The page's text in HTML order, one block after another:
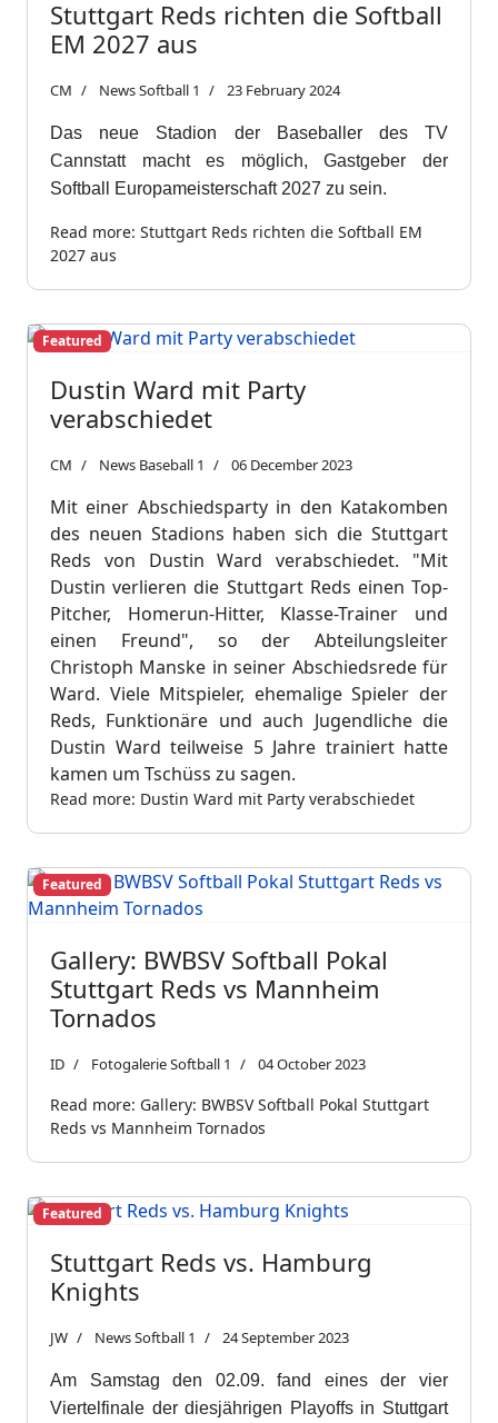
Stuttgart Reds richten die Softball
EM 2027 aus
CM News Softball 1 23 February 2024
Das neue Stadion der Baseballer des TV
Cannstatt macht es möglich, Gastgeber der
Softball Europameisterschaft 2027 zu sein.
Read more: Stuttgart Reds richten die Softball EM
2027 aus
Featured
Dustin Ward mit Party
verabschiedet
CM News Baseball 1 06 December 2023
Mit einer Abschiedsparty in den Katakomben
des neuen Stadions haben sich die Stuttgart
Reds von Dustin Ward verabschiedet. "Mit
Dustin verlieren die Stuttgart Reds einen Top-
Pitcher, Homerun-Hitter, Klasse-Trainer und
einen Freund", so der Abteilungsleiter
Christoph Manske in seiner Abschiedsrede für
Ward. Viele Mitspieler, ehemalige Spieler der
Reds, Funktionäre und auch Jugendliche die
Dustin Ward teilweise 5 Jahre trainiert hatte
kamen um Tschüss zu sagen.
Read more: Dustin Ward mit Party verabschiedet
Featured
Gallery: BWBSV Softball Pokal
Stuttgart Reds vs Mannheim
Tornados
ID Fotogalerie Softball 1 04 October 2023
Read more: Gallery: BWBSV Softball Pokal Stuttgart
Reds vs Mannheim Tornados
Featured
Stuttgart Reds vs. Hamburg
Knights
JW News Softball 1 24 September 2023
Am Samstag den 02.09. fand eines der vier
Viertelfinale der diesjährigen Playoffs in Stuttgart